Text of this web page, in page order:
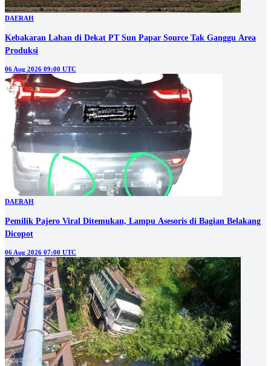
DAERAH
Kebakaran Lahan di Dekat PT Sun Papar Source Tak Ganggu Area
Produksi
06 Aug 2026 09:00 UTC
DAERAH
Pemilik Pajero Viral Ditemukan, Lampu Asesoris di Bagian Belakang
Dicopot
06 Aug 2026 07:00 UTC